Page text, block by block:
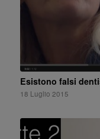
Esistono falsi
18 Luglio 2015